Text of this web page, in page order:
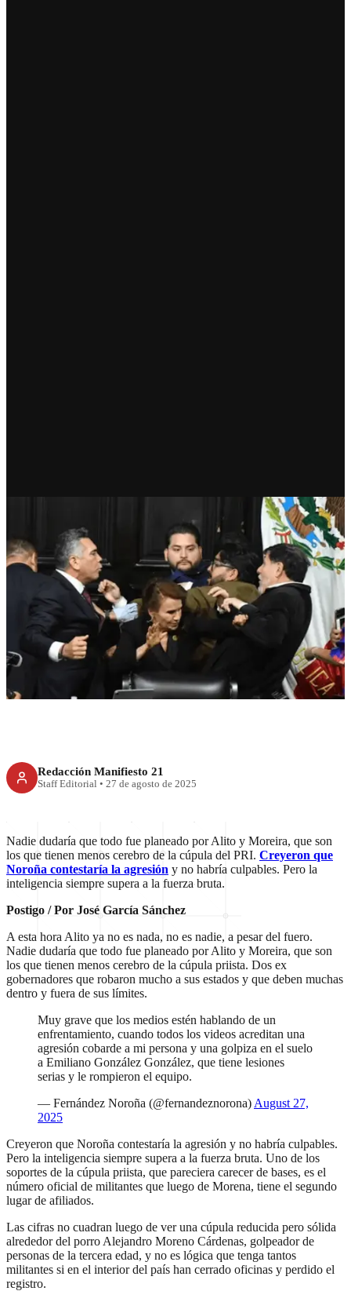
RECIENTE
PRI, el conjuro de los necios
Redacción Manifiesto 21
Staff Editorial • 27 de agosto de 2025
Nadie dudaría que todo fue planeado por Alito y Moreira, que son
los que tienen menos cerebro de la cúpula del PRI. Creyeron que
Noroña contestaría la agresión y no habría culpables. Pero la
inteligencia siempre supera a la fuerza bruta.
Postigo / Por José García Sánchez
A esta hora Alito ya no es nada, no es nadie, a pesar del fuero.
Nadie dudaría que todo fue planeado por Alito y Moreira, que son
los que tienen menos cerebro de la cúpula priista. Dos ex
gobernadores que robaron mucho a sus estados y que deben muchas
dentro y fuera de sus límites.
Muy grave que los medios estén hablando de un
enfrentamiento, cuando todos los videos acreditan una
agresión cobarde a mi persona y una golpiza en el suelo
a Emiliano González González, que tiene lesiones
serias y le rompieron el equipo.
— Fernández Noroña (@fernandeznorona) August 27,
2025
Creyeron que Noroña contestaría la agresión y no habría culpables.
Pero la inteligencia siempre supera a la fuerza bruta. Uno de los
soportes de la cúpula priista, que pareciera carecer de bases, es el
número oficial de militantes que luego de Morena, tiene el segundo
lugar de afiliados.
Las cifras no cuadran luego de ver una cúpula reducida pero sólida
alrededor del porro Alejandro Moreno Cárdenas, golpeador de
personas de la tercera edad, y no es lógica que tenga tantos
militantes si en el interior del país han cerrado oficinas y perdido el
registro.